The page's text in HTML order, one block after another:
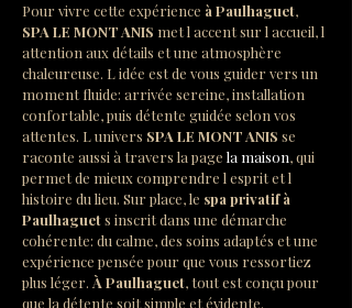
Pour vivre cette expérience à Paulhaguet,
SPA LE MONT ANIS met l accent sur l accueil, l
attention aux détails et une atmosphère
chaleureuse. L idée est de vous guider vers un
moment fluide: arrivée sereine, installation
confortable, puis détente guidée selon vos
attentes. L univers SPA LE MONT ANIS se
raconte aussi à travers la page la maison, qui
permet de mieux comprendre l esprit et l
histoire du lieu. Sur place, le spa privatif à
Paulhaguet s inscrit dans une démarche
cohérente: du calme, des soins adaptés et une
expérience pensée pour que vous ressortiez
plus léger. À Paulhaguet, tout est conçu pour
que la détente soit simple et évidente.